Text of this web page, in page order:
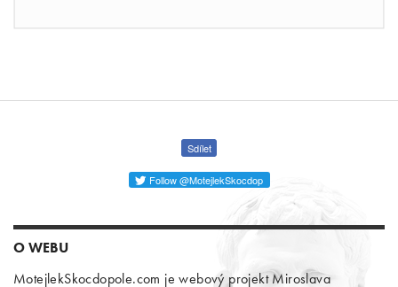
Sdílet
Follow @MotejlekSkocdop
O WEBU
MotejlekSkocdopole.com je webový projekt Miroslava